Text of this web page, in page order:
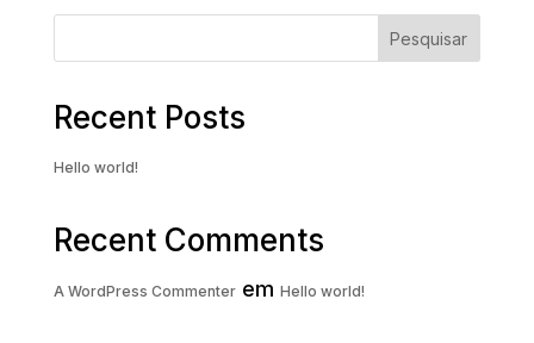
Pesquisar
Recent Posts
Hello world!
Recent Comments
A WordPress Commenterem Hello world!